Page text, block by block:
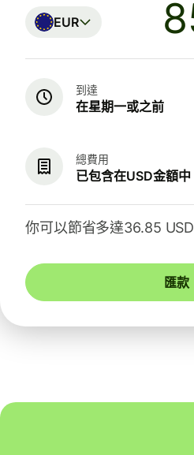
EUR
到達
在星期一或之前
總費用
已包含在USD金額中
你可以節省多達36.85 USD
匯款